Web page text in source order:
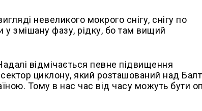
невеликого мокрого снігу, снігу по
змішану фазу, рідку, бо там вищий
відмічається певне підвищення
циклону, який розташований над
Тому в нас час від часу можуть бути